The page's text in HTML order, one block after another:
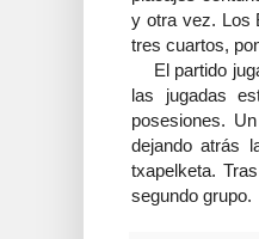
y otra vez. Los
tres cuartos,
El partido
las jugadas
posesiones.
dejando atrás
txapelketa.
segundo grupo.